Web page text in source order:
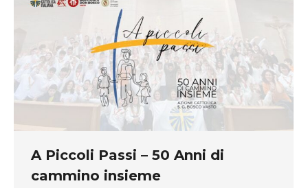
A Piccoli Passi – 50 Anni di
cammino insieme